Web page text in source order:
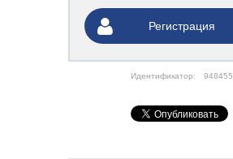
Регистрация
Идентификатор: 948455